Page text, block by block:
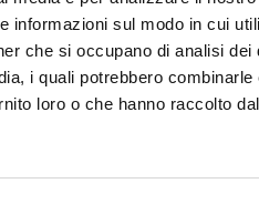
informazioni sul modo in cui
che si occupano di analisi dei
i quali potrebbero combinarle
loro o che hanno raccolto